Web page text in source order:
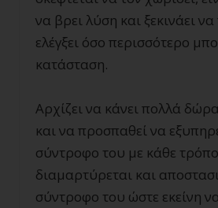
να βρει λύση και ξεκινάει
ελέγξει όσο περισσότερο
κατάσταση.
Αρχίζει να κάνει πολλά
και να προσπαθεί να
σύντροφο του με κάθε
διαμαρτύρεται και
σύντροφο του ώστε εκείνη